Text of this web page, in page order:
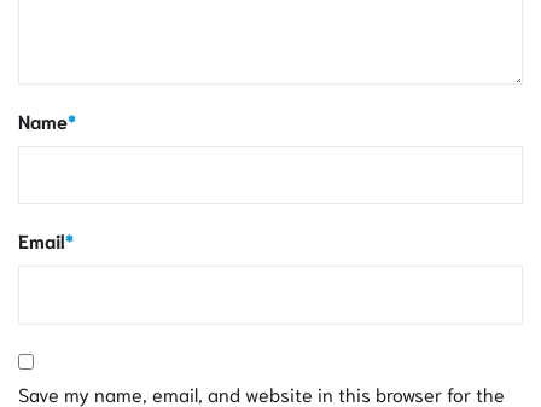
Name*
Email*
Save my name, email, and website in this browser for the